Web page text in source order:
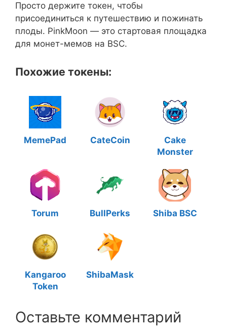
Просто держите токен, чтобы
присоединиться к путешествию и пожинать
плоды. PinkMoon — это стартовая площадка
для монет-мемов на BSC.
Похожие токены:
MemePad CateCoin
Cake
Monster
Torum BullPerks Shiba BSC
Kangaroo
Token
ShibaMask
Оставьте комментарий